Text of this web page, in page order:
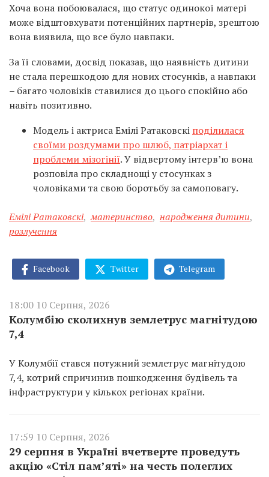
Хоча вона побоювалася, що статус одинокої матері
може відштовхувати потенційних партнерів, зрештою
вона виявила, що все було навпаки.
За її словами, досвід показав, що наявність дитини
не стала перешкодою для нових стосунків, а навпаки
– багато чоловіків ставилися до цього спокійно або
навіть позитивно.
Модель і актриса Емілі Ратаковскі поділилася
своїми роздумами про шлюб, патріархат і
проблеми мізогінії. У відвертому інтерв’ю вона
розповіла про складнощі у стосунках з
чоловіками та свою боротьбу за самоповагу.
Емілі Ратаковскі, материнство, народження дитини,
розлучення
Facebook Twitter Telegram
18:00 10 Серпня, 2026
Колумбію сколихнув землетрус магнітудою
7,4
У Колумбії стався потужний землетрус магнітудою
7,4, котрий спричинив пошкодження будівель та
інфраструктури у кількох регіонах країни.
17:59 10 Серпня, 2026
29 серпня в Україні вчетверте проведуть
акцію «Стіл пам’яті» на честь полеглих